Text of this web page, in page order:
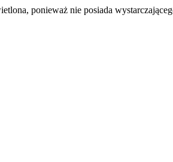
ponieważ nie posiada